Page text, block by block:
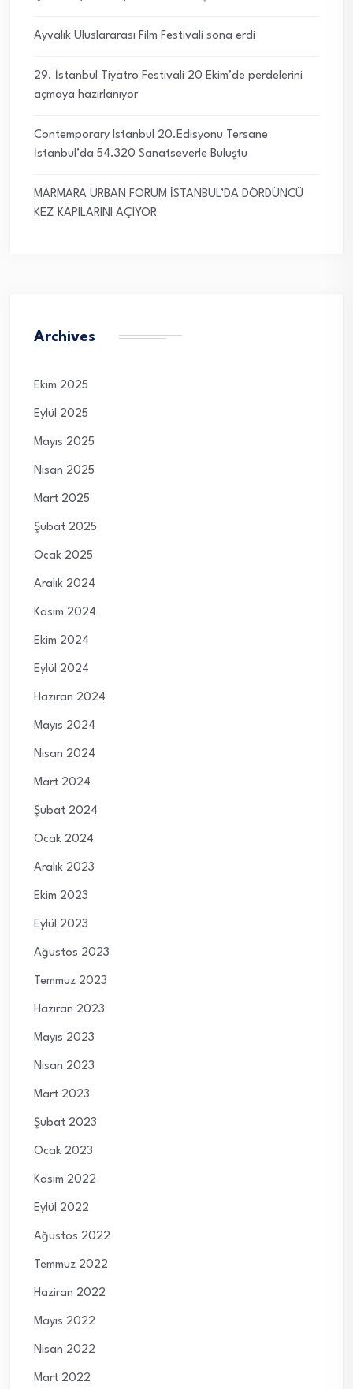
Ayvalık Uluslararası Film Festivali sona erdi
29. İstanbul Tiyatro Festivali 20 Ekim’de perdelerini
açmaya hazırlanıyor
Contemporary Istanbul 20.Edisyonu Tersane
İstanbul’da 54.320 Sanatseverle Buluştu
MARMARA URBAN FORUM İSTANBUL’DA DÖRDÜNCÜ
KEZ KAPILARINI AÇIYOR
Archives
Ekim 2025
Eylül 2025
Mayıs 2025
Nisan 2025
Mart 2025
Şubat 2025
Ocak 2025
Aralık 2024
Kasım 2024
Ekim 2024
Eylül 2024
Haziran 2024
Mayıs 2024
Nisan 2024
Mart 2024
Şubat 2024
Ocak 2024
Aralık 2023
Ekim 2023
Eylül 2023
Ağustos 2023
Temmuz 2023
Haziran 2023
Mayıs 2023
Nisan 2023
Mart 2023
Şubat 2023
Ocak 2023
Kasım 2022
Eylül 2022
Ağustos 2022
Temmuz 2022
Haziran 2022
Mayıs 2022
Nisan 2022
Mart 2022